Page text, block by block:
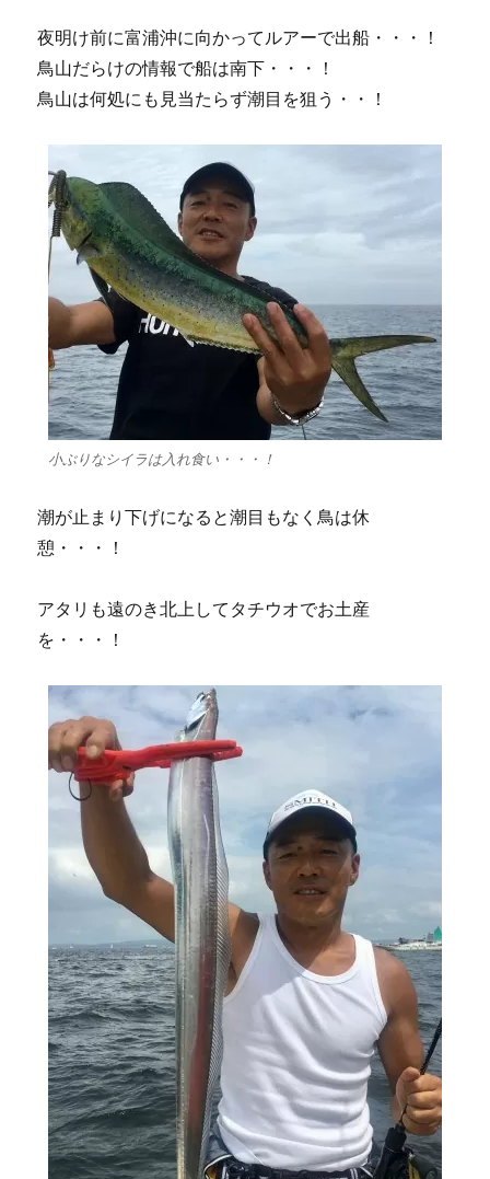
夜明け前に富浦沖に向かってルアーで出船・・・！
鳥山だらけの情報で船は南下・・・！
鳥山は何処にも見当たらず潮目を狙う・・！
小ぶりなシイラは入れ食い・・・！
潮が止まり下げになると潮目もなく鳥は休
憩・・・！
アタリも遠のき北上してタチウオでお土産
を・・・！